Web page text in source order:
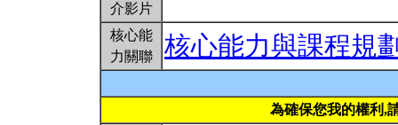
介影片
核心能
力關聯
核心能力與課程規
為確保您我的權利,